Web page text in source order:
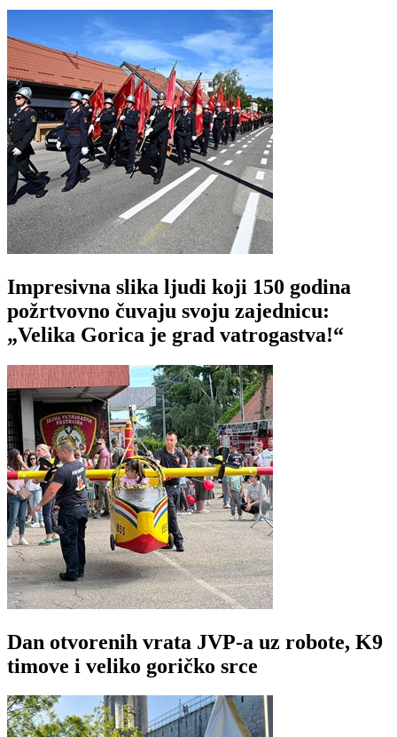
Impresivna slika ljudi koji 150 godina
požrtvovno čuvaju svoju zajednicu:
„Velika Gorica je grad vatrogastva!“
Dan otvorenih vrata JVP-a uz robote, K9
timove i veliko goričko srce